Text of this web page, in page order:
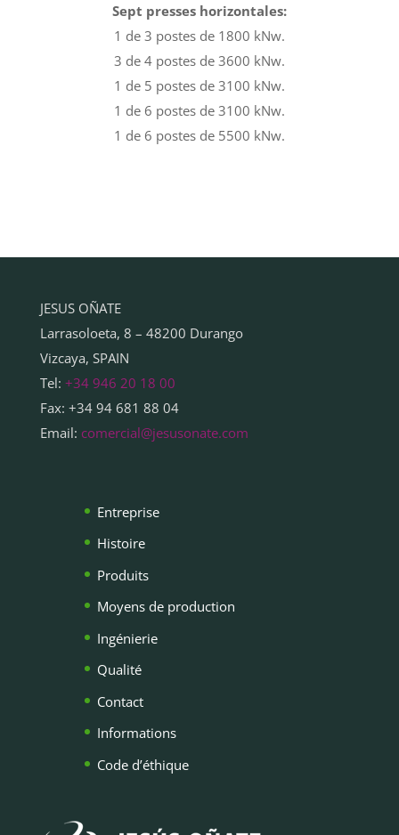
Sept presses horizontales:
1 de 3 postes de 1800 kNw.
3 de 4 postes de 3600 kNw.
1 de 5 postes de 3100 kNw.
1 de 6 postes de 3100 kNw.
1 de 6 postes de 5500 kNw.
JESUS OÑATE
Larrasoloeta, 8 – 48200 Durango
Vizcaya, SPAIN
Tel: +34 946 20 18 00
Fax: +34 94 681 88 04
Email: comercial@jesusonate.com
Entreprise
Histoire
Produits
Moyens de production
Ingénierie
Qualité
Contact
Informations
Code d’éthique